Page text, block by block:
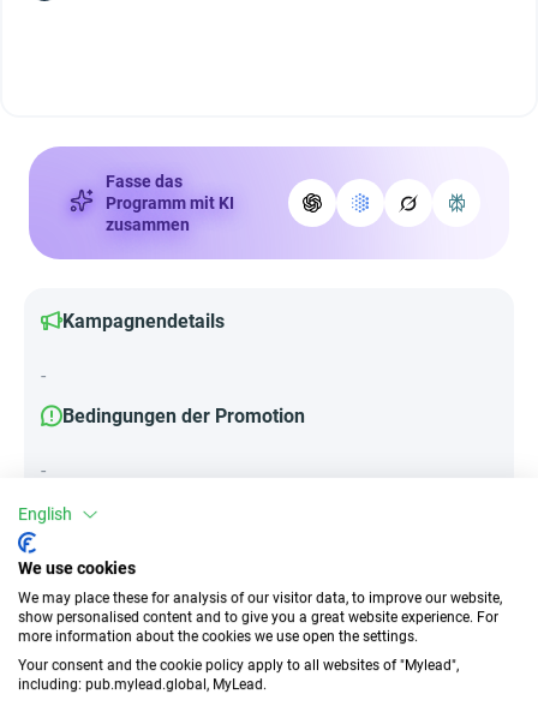
Fasse das
Programm mit KI
zusammen
Kampagnendetails
-
Bedingungen der Promotion
-
Attribute
||Geräte||
Tablet
English
We use cookies
We may place these for analysis of our visitor data, to improve our website,
show personalised content and to give you a great website experience. For
more information about the cookies we use open the settings.
Your consent and the cookie policy apply to all websites of "Mylead",
including: pub.mylead.global, MyLead.